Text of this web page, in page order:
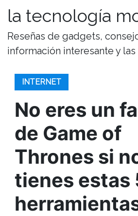
la tecnología
Reseñas de gadgets,
información interesante y
INTERNET
No eres un
de Game of
Thrones si
tienes estas